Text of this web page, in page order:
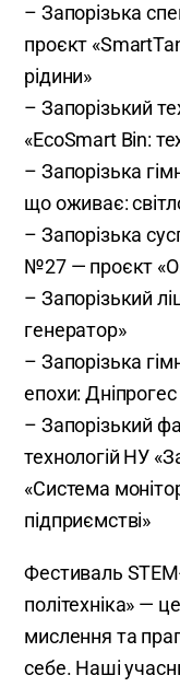
– Запорізька
проєкт
рідини»
– Запорізький
«EcoSmart Bin:
– Запорізька
що оживає:
– Запорізька
№27 — проєкт
– Запорізький
генератор»
– Запорізька
епохи: Дніпрогес
– Запорізький
технологій НУ
«Система
підприємстві»
Фестиваль
політехніка» —
мислення та
себе. Наші